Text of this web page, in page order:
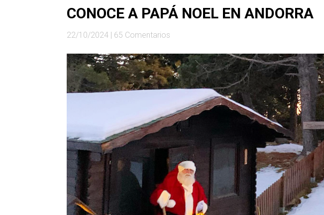
CONOCE A PAPÁ NOEL EN ANDORRA
22/10/2024 | 65 Comentarios